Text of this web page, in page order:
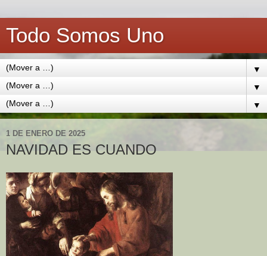
Todo Somos Uno
▼
▼
▼
1 DE ENERO DE 2025
NAVIDAD ES CUANDO